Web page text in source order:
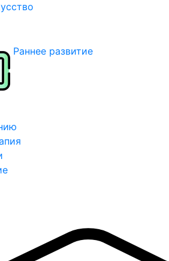
Раннее развитие